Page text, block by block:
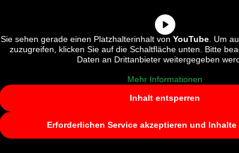
Sie sehen gerade einen Platzhalterinhalt von YouTube. Um
zuzugreifen, klicken Sie auf die Schaltfläche unten. Bitte
Daten an Drittanbieter weitergegeben
Mehr Informationen
Inhalt entsperren
Erforderlichen Service akzeptieren und Inhalte